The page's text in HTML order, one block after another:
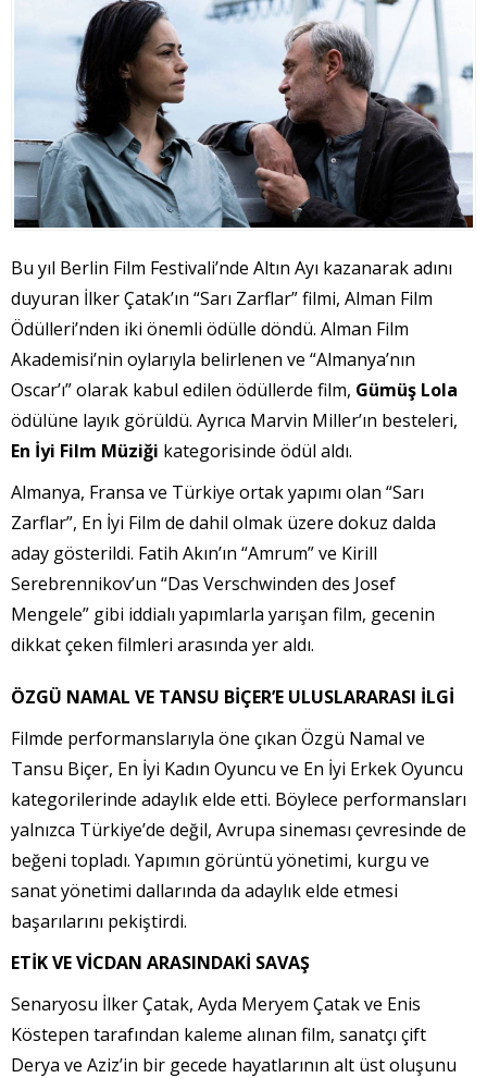
Bu yıl Berlin Film Festivali’nde Altın Ayı kazanarak adını
duyuran İlker Çatak’ın “Sarı Zarflar” filmi, Alman Film
Ödülleri’nden iki önemli ödülle döndü. Alman Film
Akademisi’nin oylarıyla belirlenen ve “Almanya’nın
Oscar’ı” olarak kabul edilen ödüllerde film, Gümüş Lola
ödülüne layık görüldü. Ayrıca Marvin Miller’ın besteleri,
En İyi Film Müziği kategorisinde ödül aldı.
Almanya, Fransa ve Türkiye ortak yapımı olan “Sarı
Zarflar”, En İyi Film de dahil olmak üzere dokuz dalda
aday gösterildi. Fatih Akın’ın “Amrum” ve Kirill
Serebrennikov’un “Das Verschwinden des Josef
Mengele” gibi iddialı yapımlarla yarışan film, gecenin
dikkat çeken filmleri arasında yer aldı.
ÖZGÜ NAMAL VE TANSU BİÇER’E ULUSLARARASI İLGİ
Filmde performanslarıyla öne çıkan Özgü Namal ve
Tansu Biçer, En İyi Kadın Oyuncu ve En İyi Erkek Oyuncu
kategorilerinde adaylık elde etti. Böylece performansları
yalnızca Türkiye’de değil, Avrupa sineması çevresinde de
beğeni topladı. Yapımın görüntü yönetimi, kurgu ve
sanat yönetimi dallarında da adaylık elde etmesi
başarılarını pekiştirdi.
ETİK VE VİCDAN ARASINDAKİ SAVAŞ
Senaryosu İlker Çatak, Ayda Meryem Çatak ve Enis
Köstepen tarafından kaleme alınan film, sanatçı çift
Derya ve Aziz’in bir gecede hayatlarının alt üst oluşunu